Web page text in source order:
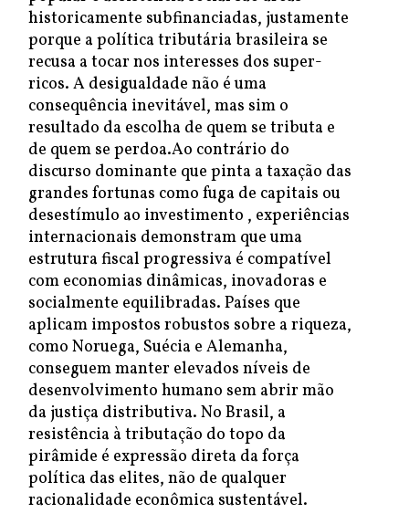
historicamente subfinanciadas, justamente
porque a política tributária brasileira se
recusa a tocar nos interesses dos super-
ricos. A desigualdade não é uma
consequência inevitável, mas sim o
resultado da escolha de quem se tributa e
de quem se perdoa.Ao contrário do
discurso dominante que pinta a taxação das
grandes fortunas como fuga de capitais ou
desestímulo ao investimento , experiências
internacionais demonstram que uma
estrutura fiscal progressiva é compatível
com economias dinâmicas, inovadoras e
socialmente equilibradas. Países que
aplicam impostos robustos sobre a riqueza,
como Noruega, Suécia e Alemanha,
conseguem manter elevados níveis de
desenvolvimento humano sem abrir mão
da justiça distributiva. No Brasil, a
resistência à tributação do topo da
pirâmide é expressão direta da força
política das elites, não de qualquer
racionalidade econômica sustentável.